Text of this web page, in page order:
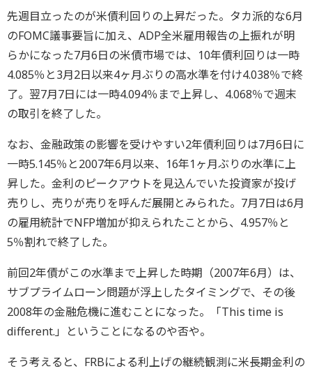
先週目立ったのが米債利回りの上昇だった。タカ派的な6月
のFOMC議事要旨に加え、ADP全米雇用報告の上振れが明
らかになった7月6日の米債市場では、10年債利回りは一時
4.085％と3月2日以来4ヶ月ぶりの高水準を付け4.038％で終
了。翌7月7日には一時4.094％まで上昇し、4.068％で週末
の取引を終了した。
なお、金融政策の影響を受けやすい2年債利回りは7月6日に
一時5.145％と2007年6月以来、16年1ヶ月ぶりの水準に上
昇した。金利のピークアウトを見込んでいた投資家が投げ
売りし、売りが売りを呼んだ展開とみられた。7月7日は6月
の雇用統計でNFP増加が抑えられたことから、4.957％と
5％割れで終了した。
前回2年債がこの水準まで上昇した時期（2007年6月）は、
サブプライムローン問題が浮上したタイミングで、その後
2008年の金融危機に進むことになった。「This time is
different.」ということになるのや否や。
そう考えると、FRBによる利上げの継続観測に米長期金利の